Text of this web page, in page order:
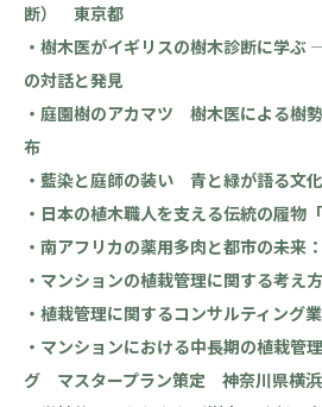
断） 東京都
・樹木医がイギリスの樹木診断に学ぶ
の対話と発見
・庭園樹のアカマツ 樹木医による樹
布
・藍染と庭師の装い 青と緑が語る文
・日本の植木職人を支える伝統の履物
・南アフリカの薬用多肉と都市の未来
・マンションの植栽管理に関する考え
・植栽管理に関するコンサルティング
・マンションにおける中長期の植栽管
グ マスタープラン策定 神奈川県横